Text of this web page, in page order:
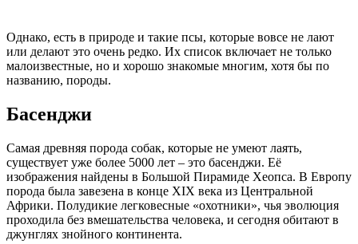
Однако, есть в природе и такие псы, которые вовсе не лают
или делают это очень редко. Их список включает не только
малоизвестные, но и хорошо знакомые многим, хотя бы по
названию, породы.
Басенджи
Самая древняя порода собак, которые не умеют лаять,
существует уже более 5000 лет – это басенджи. Её
изображения найдены в Большой Пирамиде Хеопса. В Европу
порода была завезена в конце XIX века из Центральной
Африки. Полудикие легковесные «охотники», чья эволюция
проходила без вмешательства человека, и сегодня обитают в
джунглях знойного континента.